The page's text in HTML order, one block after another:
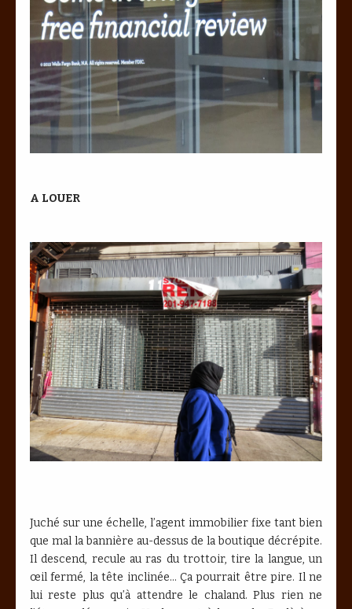
A LOUER
Juché sur une échelle, l’agent immobilier fixe tant bien
que mal la bannière au-dessus de la boutique décrépite.
Il descend, recule au ras du trottoir, tire la langue, un
œil fermé, la tête inclinée… Ça pourrait être pire. Il ne
lui reste plus qu’à attendre le chaland. Plus rien ne